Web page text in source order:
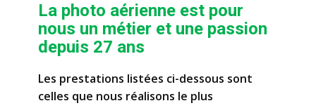
La photo aérienne est pour
nous un métier et une passion
depuis 27 ans
Les prestations listées ci-dessous sont
celles que nous réalisons le plus